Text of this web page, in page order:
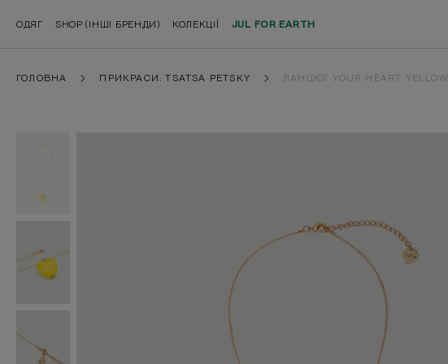
ОДЯГ SHOP (ІНШІ БРЕНДИ) КОЛЕКЦІЇ JUL FOR EARTH
ГОЛОВНА ПРИКРАСИ: TSATSA PETSKY ЛАНЦЮГ YOUR HEART YELLOW